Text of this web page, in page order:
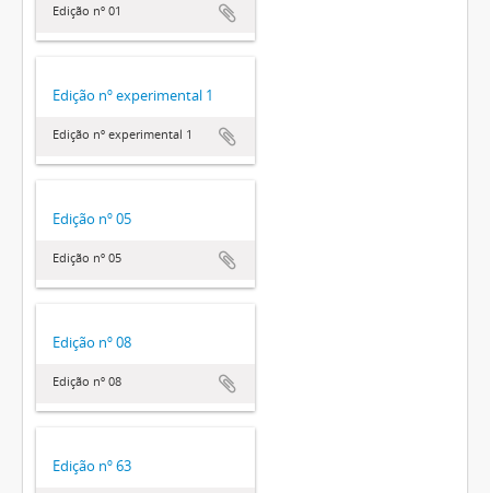
Edição nº 01
Edição nº experimental 1
Edição nº experimental 1
Edição nº 05
Edição nº 05
Edição nº 08
Edição nº 08
Edição nº 63